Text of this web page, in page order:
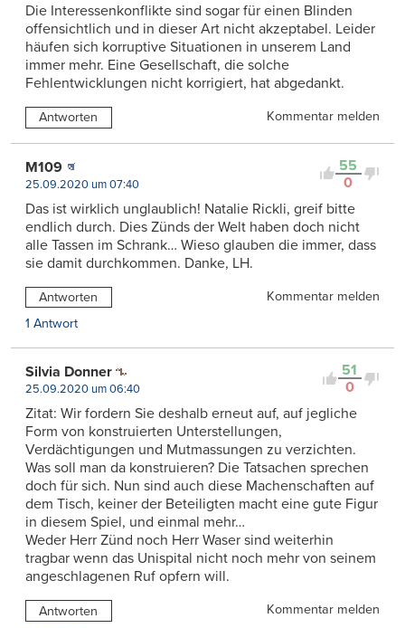
Die Interessenkonflikte sind sogar für einen Blinden
offensichtlich und in dieser Art nicht akzeptabel. Leider
häufen sich korruptive Situationen in unserem Land
immer mehr. Eine Gesellschaft, die solche
Fehlentwicklungen nicht korrigiert, hat abgedankt.
Antworten Kommentar melden
55
0
M109
25.09.2020 um 07:40
Das ist wirklich unglaublich! Natalie Rickli, greif bitte
endlich durch. Dies Zünds der Welt haben doch nicht
alle Tassen im Schrank… Wieso glauben die immer, dass
sie damit durchkommen. Danke, LH.
Antworten
Kommentar melden
1 Antwort
51
0
Silvia Donner
25.09.2020 um 06:40
Zitat: Wir fordern Sie deshalb erneut auf, auf jegliche
Form von konstruierten Unterstellungen,
Verdächtigungen und Mutmassungen zu verzichten.
Was soll man da konstruieren? Die Tatsachen sprechen
doch für sich. Nun sind auch diese Machenschaften auf
dem Tisch, keiner der Beteiligten macht eine gute Figur
in diesem Spiel, und einmal mehr…
Weder Herr Zünd noch Herr Waser sind weiterhin
tragbar wenn das Unispital nicht noch mehr von seinem
angeschlagenen Ruf opfern will.
Antworten
Kommentar melden